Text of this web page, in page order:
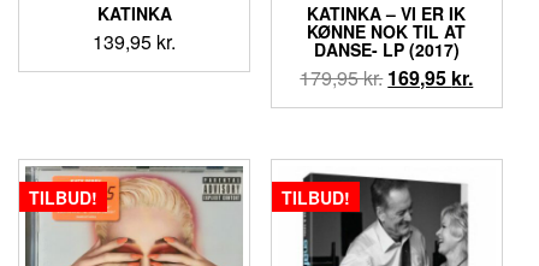
KATINKA
139,95 kr.
KATINKA – VI ER IK
KØNNE NOK TIL AT
DANSE- LP (2017)
179,95kr. Den
oprindelige
var:
179,95 kr..
169,95 kr.Den
aktuelle
er:
TILBUD! TILBUD!